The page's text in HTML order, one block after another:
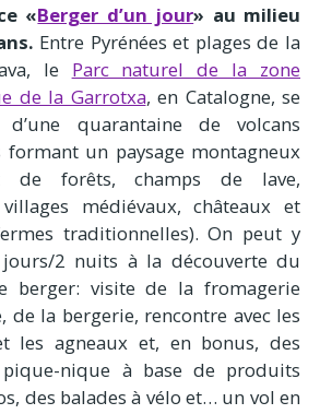
«Berger d’un jour» au milieu
Entre Pyrénées et plages de la
le Parc naturel de la zone
de la Garrotxa, en Catalogne, se
d’une quarantaine de volcans
formant un paysage montagneux
de forêts, champs de lave,
médiévaux, châteaux et
traditionnelles). On peut y
2 nuits à la découverte du
berger: visite de la fromagerie
de la bergerie, rencontre avec les
les agneaux et, en bonus, des
nique à base de produits
des balades à vélo et… un vol en